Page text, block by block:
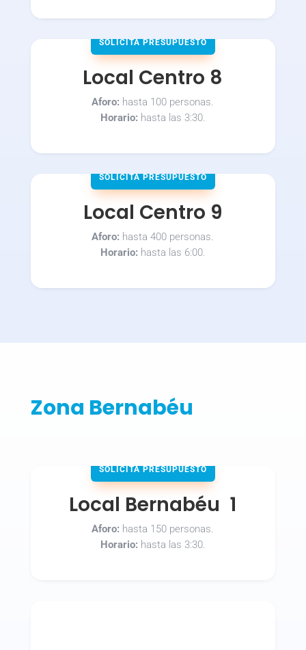
SOLICITA PRESUPUESTO
Local Centro 8
Aforo: hasta 100 personas.
Horario: hasta las 3:30.
SOLICITA PRESUPUESTO
Local Centro 9
Aforo: hasta 400 personas.
Horario: hasta las 6:00.
Zona Bernabéu
SOLICITA PRESUPUESTO
Local Bernabéu 1
Aforo: hasta 150 personas.
Horario: hasta las 3:30.